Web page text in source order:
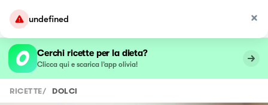
undefined
Cerchi ricette per la dieta?
Clicca qui e scarica l’app olivia!
RICETTE/ DOLCI